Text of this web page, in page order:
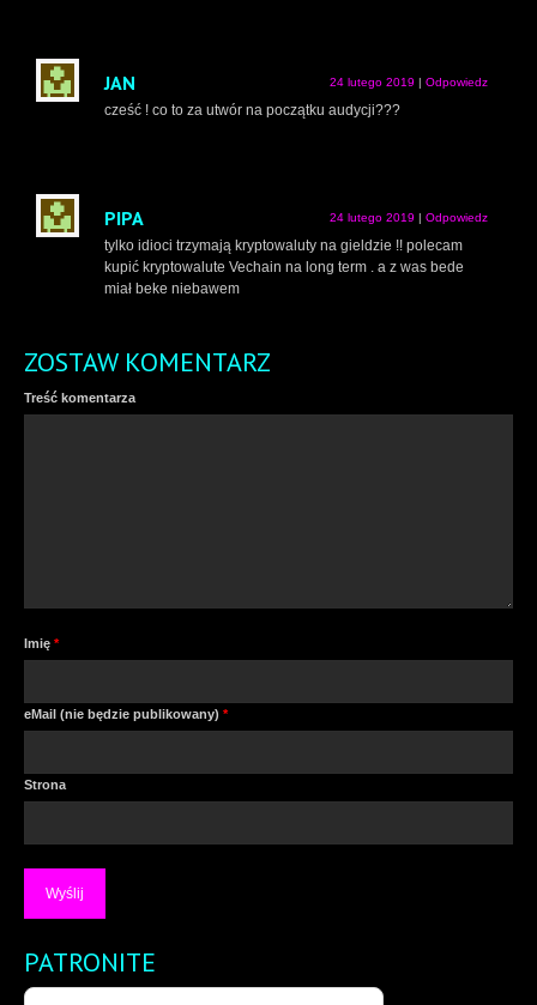
JAN 24 lutego 2019 Odpowiedz
cześć ! co to za utwór na początku audycji???
PIPA 24 lutego 2019 Odpowiedz
tylko idioci trzymają kryptowaluty na gieldzie !! polecam
kupić kryptowalute Vechain na long term . a z was bede
miał beke niebawem
ZOSTAW KOMENTARZ
Treść komentarza
Imię *
eMail (nie będzie publikowany) *
Strona
PATRONITE